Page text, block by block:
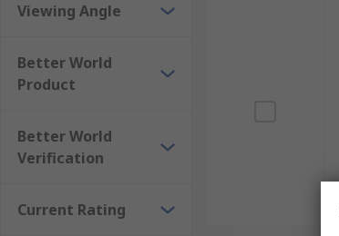
Viewing Angle
Better World
Product
Better World
Verification
Current Rating